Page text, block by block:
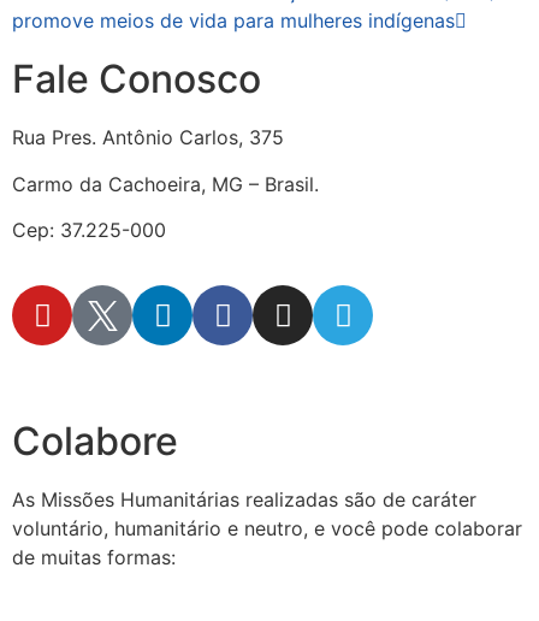
promove meios de vida para mulheres indígenas
Fale Conosco
Rua Pres. Antônio Carlos, 375
Carmo da Cachoeira, MG – Brasil.
Cep: 37.225-000
Colabore
As Missões Humanitárias realizadas são de caráter
voluntário, humanitário e neutro, e você pode colaborar
de muitas formas: